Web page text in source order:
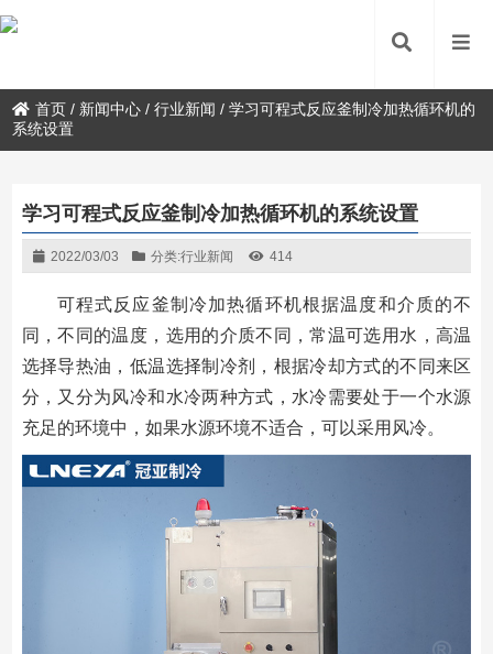
首页 / 新闻中心 /行业新闻 /学习可程式反应釜制冷加热循环机的
系统设置
学习可程式反应釜制冷加热循环机的系统设置
2022/03/03 分类:行业新闻 414
可程式反应釜制冷加热循环机根据温度和介质的不
同，不同的温度，选用的介质不同，常温可选用水，高温
选择导热油，低温选择制冷剂，根据冷却方式的不同来区
分，又分为风冷和水冷两种方式，水冷需要处于一个水源
充足的环境中，如果水源环境不适合，可以采用风冷。